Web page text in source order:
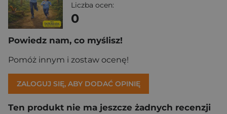
Liczba ocen:
0
Powiedz nam, co myślisz!
Pomóż innym i zostaw ocenę!
ZALOGUJ SIĘ, ABY DODAĆ OPINIĘ
Ten produkt nie ma jeszcze żadnych recenzji